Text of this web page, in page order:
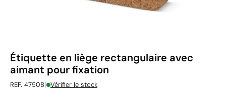
Étiquette en liège rectangulaire avec
aimant pour fixation
REF. 47508| Vérifier le stock